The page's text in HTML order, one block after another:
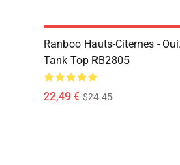
Ranboo Hauts-Citernes -
Tank Top RB2805
22,49 € $24.45